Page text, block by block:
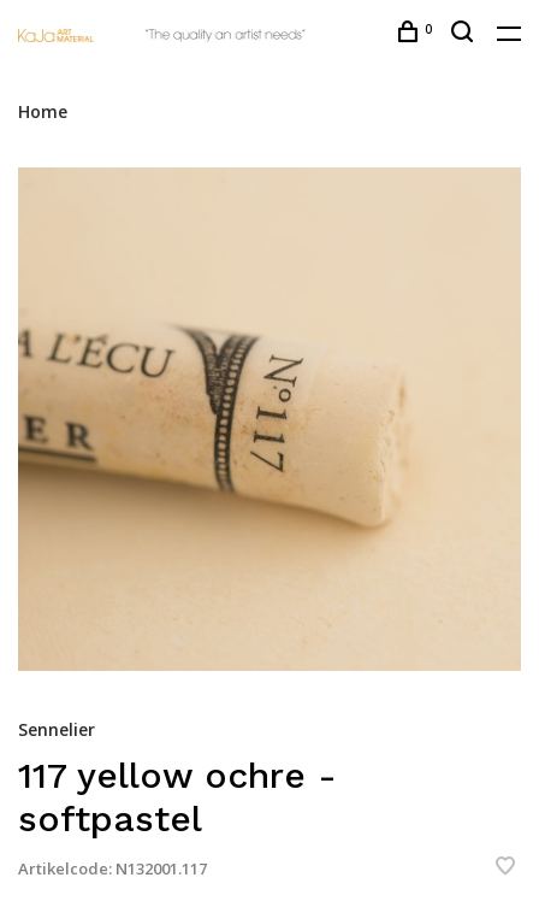
0
Home
Sennelier
117 yellow ochre -
softpastel
Artikelcode: N132001.117